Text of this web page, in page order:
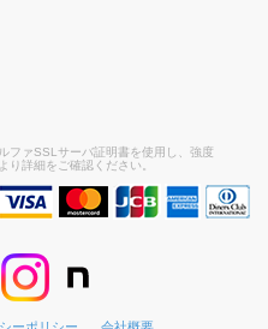
ファSSLサーバ証明書を使用し、強度
より詳細をご確認ください。